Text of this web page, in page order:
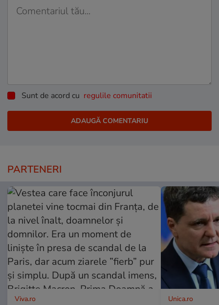
Sunt de acord cu regulile comunitatii
PARTENERI
Viva.ro Unica.ro